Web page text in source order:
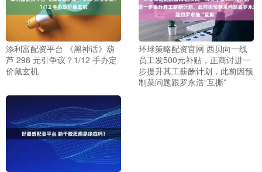
添利富配资平台 《黑神话》葫
芦 298 元引争议？1/12 手办定
价藏玄机
环球策略配资官网 西贝向一线
员工发500元补贴，正商讨进一
步提升其工薪酬计划，此前因预
制菜问题跟罗永浩“互撕”